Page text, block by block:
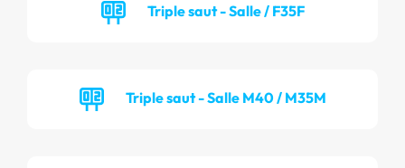
Triple saut - Salle / F35F
Triple saut - Salle M40 / M35M